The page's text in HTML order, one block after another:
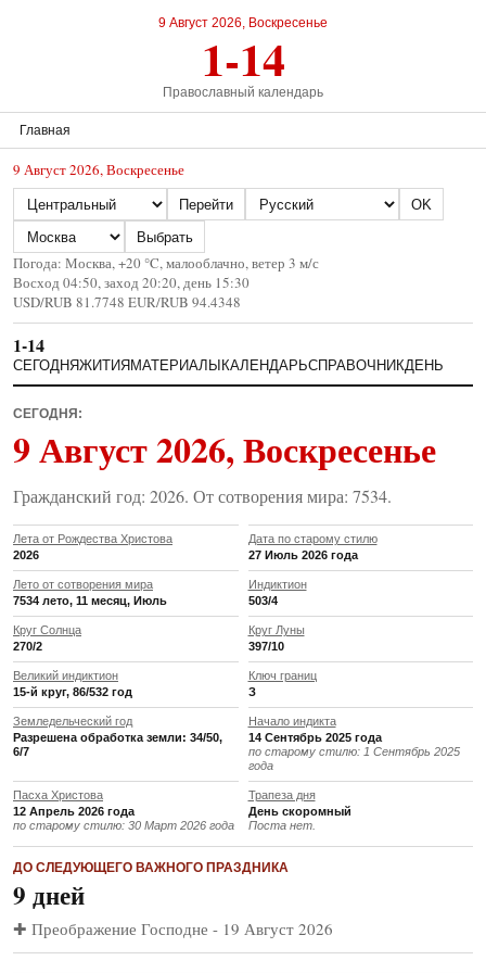
9 Август 2026, Воскресенье
1-14
Православный календарь
Главная
9 Август 2026, Воскресенье
Страна
Перейти
Язык
OK
Город
Выбрать
Погода: Москва, +20 °C, малооблачно, ветер 3 м/с
Восход 04:50, заход 20:20, день 15:30
USD/RUB 81.7748 EUR/RUB 94.4348
1-14
СЕГОДНЯЖИТИЯ МАТЕРИАЛЫ КАЛЕНДАРЬСПРАВОЧНИКДЕНЬ
СЕГОДНЯ:
9 Август 2026, Воскресенье
Гражданский год: 2026. От сотворения мира: 7534.
Лета от Рождества Христова
2026
Дата по старому стилю
27 Июль 2026 года
Лето от сотворения мира
7534 лето, 11 месяц, Июль
Индиктион
503/4
Круг Солнца
270/2
Круг Луны
397/10
Великий индиктион
15-й круг, 86/532 год
Ключ границ
З
Земледельческий год
Разрешена обработка земли: 34/50,
6/7
Начало индикта
14 Сентябрь 2025 года
по старому стилю: 1 Сентябрь 2025
года
Пасха Христова
12 Апрель 2026 года
по старому стилю: 30 Март 2026 года
Трапеза дня
День скоромный
Поста нет.
ДО СЛЕДУЮЩЕГО ВАЖНОГО ПРАЗДНИКА
9 дней
✚ Преображение Господне - 19 Август 2026